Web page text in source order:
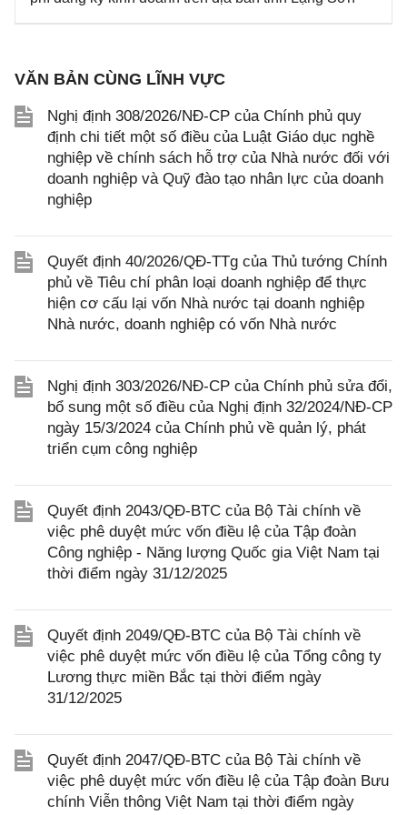
VĂN BẢN CÙNG LĨNH VỰC
Nghị định 308/2026/NĐ-CP của Chính phủ quy
định chi tiết một số điều của Luật Giáo dục nghề
nghiệp về chính sách hỗ trợ của Nhà nước đối với
doanh nghiệp và Quỹ đào tạo nhân lực của doanh
nghiệp
Quyết định 40/2026/QĐ-TTg của Thủ tướng Chính
phủ về Tiêu chí phân loại doanh nghiệp để thực
hiện cơ cấu lại vốn Nhà nước tại doanh nghiệp
Nhà nước, doanh nghiệp có vốn Nhà nước
Nghị định 303/2026/NĐ-CP của Chính phủ sửa đổi,
bổ sung một số điều của Nghị định 32/2024/NĐ-CP
ngày 15/3/2024 của Chính phủ về quản lý, phát
triển cụm công nghiệp
Quyết định 2043/QĐ-BTC của Bộ Tài chính về
việc phê duyệt mức vốn điều lệ của Tập đoàn
Công nghiệp - Năng lượng Quốc gia Việt Nam tại
thời điểm ngày 31/12/2025
Quyết định 2049/QĐ-BTC của Bộ Tài chính về
việc phê duyệt mức vốn điều lệ của Tổng công ty
Lương thực miền Bắc tại thời điểm ngày
31/12/2025
Quyết định 2047/QĐ-BTC của Bộ Tài chính về
việc phê duyệt mức vốn điều lệ của Tập đoàn Bưu
chính Viễn thông Việt Nam tại thời điểm ngày